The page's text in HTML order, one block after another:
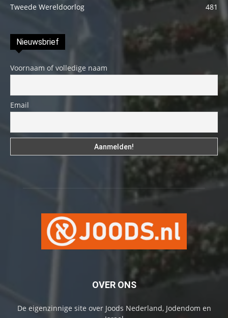
Tweede Wereldoorlog
481
Nieuwsbrief
Voornaam of volledige naam
Email
OVER ONS
De eigenzinnige site over Joods Nederland, Jodendom en